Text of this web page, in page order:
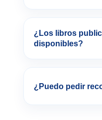
¿Los libros
disponibles?
¿Puedo pedir